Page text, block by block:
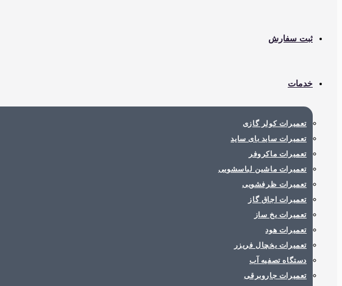
ثبت سفارش
خدمات
تعمیرات کولر گازی
تعمیرات ساید بای ساید
تعمیرات ماکروفر
تعمیرات ماشین لباسشویی
تعمیرات ظرفشویی
تعمیرات اجاق گاز
تعمیرات یخ ساز
تعمیرات هود
تعمیرات یخچال فریزر
دستگاه تصفیه آب
تعمیرات جاروبرقی